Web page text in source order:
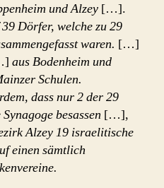
und Alzey […].
Dörfer, welche zu 29
waren. […]
aus Bodenheim und
Schulen.
dass nur 2 der 29
besassen […],
Alzey 19 israelitische
einen sämtlich